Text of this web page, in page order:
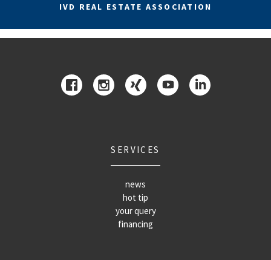
IVD REAL ESTATE ASSOCIATION
SERVICES
news
hot tip
your query
financing